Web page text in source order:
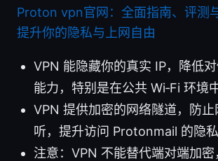
Proton vpn官网：全面指南、评测
提升你的隐私与上网自由
VPN 能隐藏你的真实 IP，降低
能力，特别是在公共 Wi‑Fi 环境中
VPN 提供加密的网络隧道，防
听，提升访问 Protonmail 的隐私
注意：VPN 不能替代端对端加密